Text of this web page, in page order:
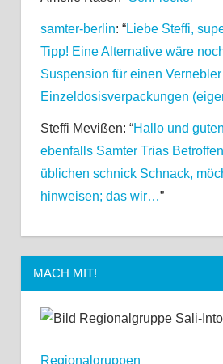
samter-berlin: “Liebe Steffi,
Tipp! Eine Alternative wäre
Suspension für einen
Einzeldosisverpackungen
Steffi Mevißen: “Hallo und
ebenfalls Samter Trias
üblichen schnick Schnack,
hinweisen; das wir…”
MACH MIT!
Regionalgruppen